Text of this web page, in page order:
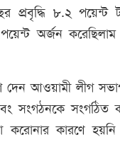
৮.২ পয়েন্ট
অর্জন করেছিলাম
দেন আওয়ামী লীগ
সংগঠনকে সংগঠিত
কারণে হয়নি